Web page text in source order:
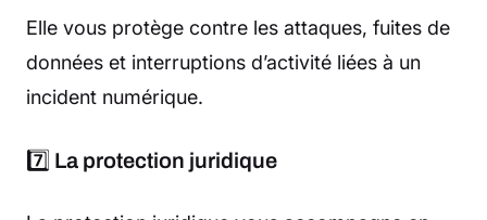
Elle vous protège contre les attaques, fuites de
données et interruptions d’activité liées à un
incident numérique.
7️⃣ La protection juridique